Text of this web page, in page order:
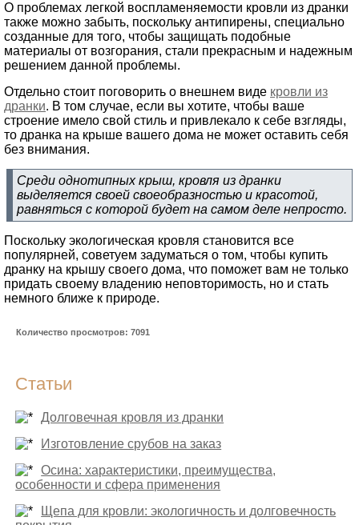
О проблемах легкой воспламеняемости кровли из дранки
также можно забыть, поскольку антипирены, специально
созданные для того, чтобы защищать подобные
материалы от возгорания, стали прекрасным и надежным
решением данной проблемы.
Отдельно стоит поговорить о внешнем виде кровли из
дранки. В том случае, если вы хотите, чтобы ваше
строение имело свой стиль и привлекало к себе взгляды,
то дранка на крыше вашего дома не может оставить себя
без внимания.
Среди однотипных крыш, кровля из дранки
выделяется своей своеобразностью и красотой,
равняться с которой будет на самом деле непросто.
Поскольку экологическая кровля становится все
популярней, советуем задуматься о том, чтобы купить
дранку на крышу своего дома, что поможет вам не только
придать своему владению неповторимость, но и стать
немного ближе к природе.
Количество просмотров: 7091
Статьи
Долговечная кровля из дранки
Изготовление срубов на заказ
Осина: характеристики, преимущества,
особенности и сфера применения
Щепа для кровли: экологичность и долговечность